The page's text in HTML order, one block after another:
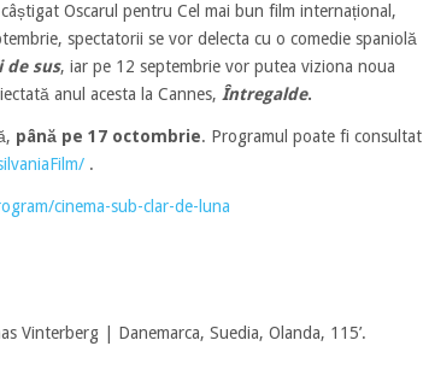
Oscarul pentru Cel mai bun film internațional,
spectatorii se vor delecta cu o comedie spaniolă
de sus, iar pe 12 septembrie vor putea viziona noua
anul acesta la Cannes, Întregalde.
până pe 17 octombrie. Programul poate fi consultat
.
cinema-sub-clar-de-luna
Vinterberg | Danemarca, Suedia, Olanda, 115’.